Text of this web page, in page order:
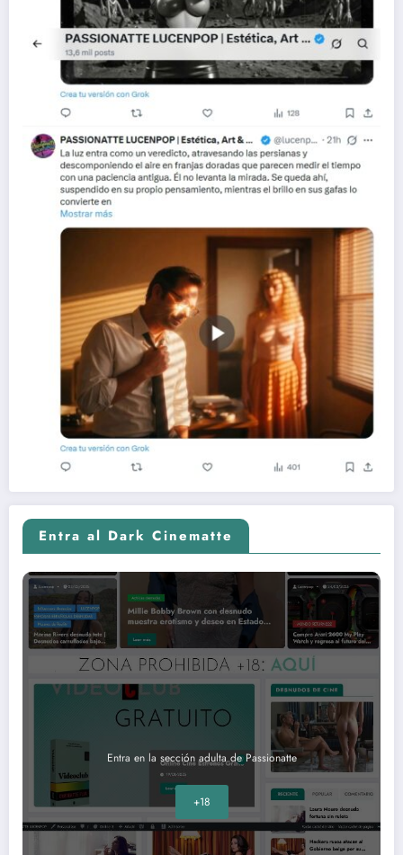
Entra al Dark Cinematte
Entra en la sección adulta de Passionatte
+18